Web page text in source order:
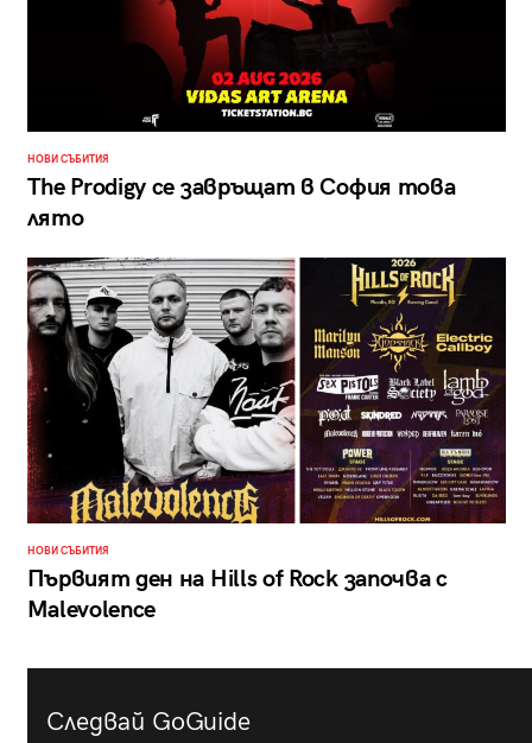
НОВИ СЪБИТИЯ
The Prodigy се завръщат в София това
лято
НОВИ СЪБИТИЯ
Първият ден на Hills of Rock започва с
Malevolence
Следвай GoGuide